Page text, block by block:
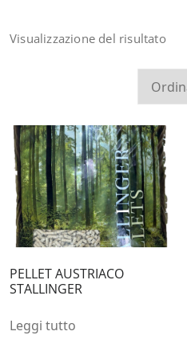
Visualizzazione del risultato
PELLET AUSTRIACO
STALLINGER
Leggi tutto